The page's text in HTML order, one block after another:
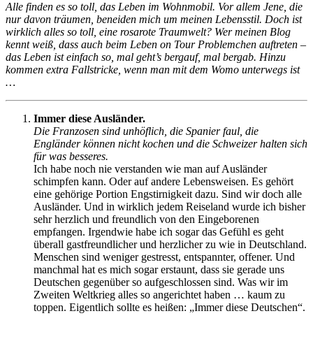
Alle finden es so toll, das Leben im Wohnmobil. Vor allem Jene, die
nur davon träumen, beneiden mich um meinen Lebensstil. Doch ist
wirklich alles so toll, eine rosarote Traumwelt? Wer meinen Blog
kennt weiß, dass auch beim Leben on Tour Problemchen auftreten –
das Leben ist einfach so, mal geht’s bergauf, mal bergab. Hinzu
kommen extra Fallstricke, wenn man mit dem Womo unterwegs ist
…
Immer diese Ausländer.
Die Franzosen sind unhöflich, die Spanier faul, die
Engländer können nicht kochen und die Schweizer halten sich
für was besseres.
Ich habe noch nie verstanden wie man auf Ausländer
schimpfen kann. Oder auf andere Lebensweisen. Es gehört
eine gehörige Portion Engstirnigkeit dazu. Sind wir doch alle
Ausländer. Und in wirklich jedem Reiseland wurde ich bisher
sehr herzlich und freundlich von den Eingeborenen
empfangen. Irgendwie habe ich sogar das Gefühl es geht
überall gastfreundlicher und herzlicher zu wie in Deutschland.
Menschen sind weniger gestresst, entspannter, offener. Und
manchmal hat es mich sogar erstaunt, dass sie gerade uns
Deutschen gegenüber so aufgeschlossen sind. Was wir im
Zweiten Weltkrieg alles so angerichtet haben … kaum zu
toppen. Eigentlich sollte es heißen: „Immer diese Deutschen“.